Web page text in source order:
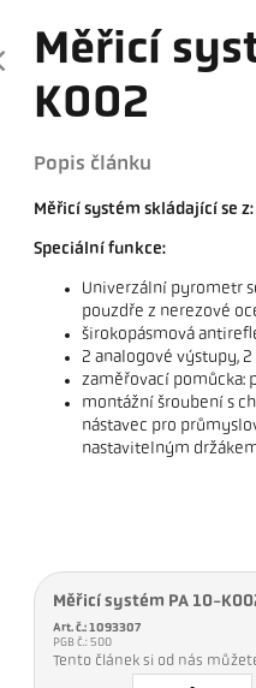
Měřicí
K002
Popis článku
Měřicí systém skládající se z:
Speciální funkce:
Univerzální pyrometr
pouzdře z nerezové
širokopásmová
2 analogové výstupy, 2
zaměřovací pomůcka:
montážní šroubení s
nástavec pro
nastavitelným
Měřicí systém PA 10-
Art. č.: 1093307
PGB č.: 500
Tento článek si od nás